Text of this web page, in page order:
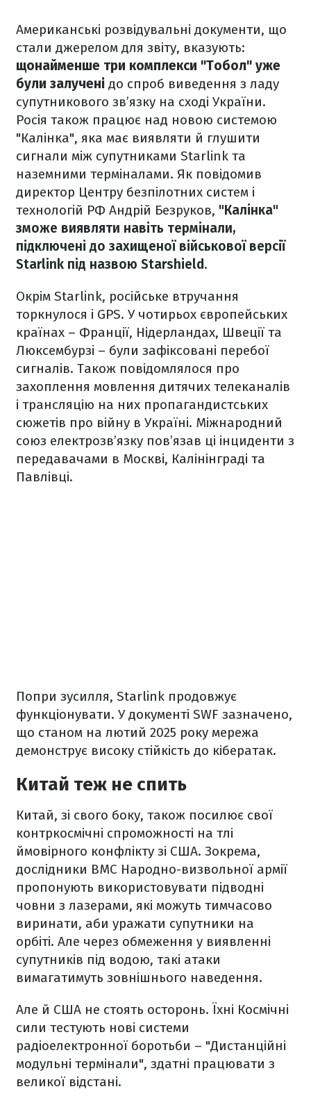
Американські розвідувальні документи, що
стали джерелом для звіту, вказують:
щонайменше три комплекси "Тобол" уже
були залучені до спроб виведення з ладу
супутникового зв’язку на сході України.
Росія також працює над новою системою
"Калінка", яка має виявляти й глушити
сигнали між супутниками Starlink та
наземними терміналами. Як повідомив
директор Центру безпілотних систем і
технологій РФ Андрій Безруков, "Калінка"
зможе виявляти навіть термінали,
підключені до захищеної військової версії
Starlink під назвою Starshield.
Окрім Starlink, російське втручання
торкнулося і GPS. У чотирьох європейських
країнах – Франції, Нідерландах, Швеції та
Люксембурзі – були зафіксовані перебої
сигналів. Також повідомлялося про
захоплення мовлення дитячих телеканалів
і трансляцію на них пропагандистських
сюжетів про війну в Україні. Міжнародний
союз електрозв’язку пов’язав ці інциденти з
передавачами в Москві, Калінінграді та
Павлівці.
Попри зусилля, Starlink продовжує
функціонувати. У документі SWF зазначено,
що станом на лютий 2025 року мережа
демонструє високу стійкість до кібератак.
Китай теж не спить
Китай, зі свого боку, також посилює свої
контркосмічні спроможності на тлі
ймовірного конфлікту зі США. Зокрема,
дослідники ВМС Народно-визвольної армії
пропонують використовувати підводні
човни з лазерами, які можуть тимчасово
виринати, аби уражати супутники на
орбіті. Але через обмеження у виявленні
супутників під водою, такі атаки
вимагатимуть зовнішнього наведення.
Але й США не стоять осторонь. Їхні Космічні
сили тестують нові системи
радіоелектронної боротьби – "Дистанційні
модульні термінали", здатні працювати з
великої відстані.